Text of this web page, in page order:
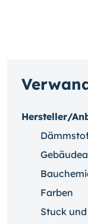
Hersteller/
Farben
Stuck